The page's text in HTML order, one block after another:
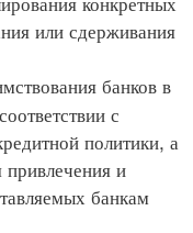
или сдерживания
банков в
с
политики, а
привлечения и
банкам